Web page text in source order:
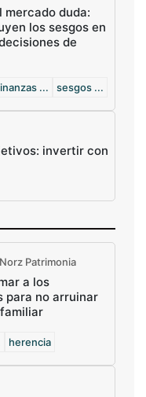
mercado duda:
los sesgos en
de
... sesgos ...
invertir con
Patrimonia
a los
para no arruinar
herencia